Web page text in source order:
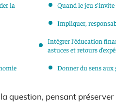
la
Quand le jeu
Impliquer,
Intégrer l’éducation
astuces et retours
Donner du sens aux
question, pensant préserver